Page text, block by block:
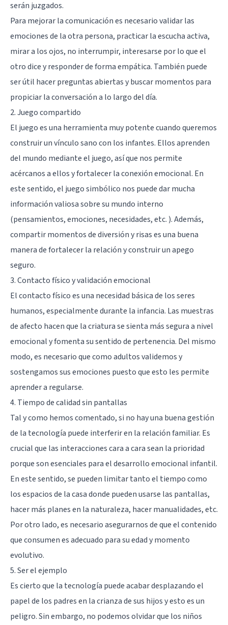
serán juzgados.
Para mejorar la comunicación es necesario validar las
emociones de la otra persona, practicar la escucha activa,
mirar a los ojos, no interrumpir, interesarse por lo que el
otro dice y responder de forma empática. También puede
ser útil hacer preguntas abiertas y buscar momentos para
propiciar la conversación a lo largo del día.
2. Juego compartido
El juego es una herramienta muy potente cuando queremos
construir un vínculo sano con los infantes. Ellos aprenden
del mundo mediante el juego, así que nos permite
acércanos a ellos y fortalecer la conexión emocional. En
este sentido, el juego simbólico nos puede dar mucha
información valiosa sobre su mundo interno
(pensamientos, emociones, necesidades, etc. ). Además,
compartir momentos de diversión y risas es una buena
manera de fortalecer la relación y construir un apego
seguro.
3. Contacto físico y validación emocional
El contacto físico es una necesidad básica de los seres
humanos, especialmente durante la infancia. Las muestras
de afecto hacen que la criatura se sienta más segura a nivel
emocional y fomenta su sentido de pertenencia. Del mismo
modo, es necesario que como adultos validemos y
sostengamos sus emociones puesto que esto les permite
aprender a regularse.
4. Tiempo de calidad sin pantallas
Tal y como hemos comentado, si no hay una buena gestión
de la tecnología puede interferir en la relación familiar. Es
crucial que las interacciones cara a cara sean la prioridad
porque son esenciales para el desarrollo emocional infantil.
En este sentido, se pueden limitar tanto el tiempo como
los espacios de la casa donde pueden usarse las pantallas,
hacer más planes en la naturaleza, hacer manualidades, etc.
Por otro lado, es necesario asegurarnos de que el contenido
que consumen es adecuado para su edad y momento
evolutivo.
5. Ser el ejemplo
Es cierto que la tecnología puede acabar desplazando el
papel de los padres en la crianza de sus hijos y esto es un
peligro. Sin embargo, no podemos olvidar que los niños